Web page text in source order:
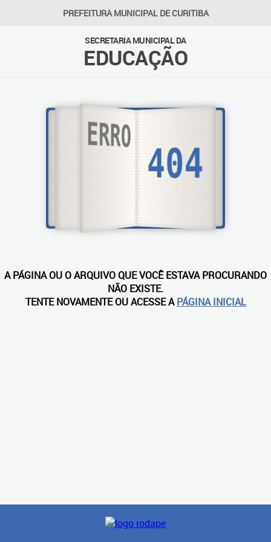
PREFEITURA MUNICIPAL DE CURITIBA
SECRETARIA MUNICIPAL DA
EDUCAÇÃO
A PÁGINA OU O ARQUIVO QUE VOCÊ ESTAVA PROCURANDO
NÃO EXISTE.
TENTE NOVAMENTE OU ACESSE APÁGINA INICIAL